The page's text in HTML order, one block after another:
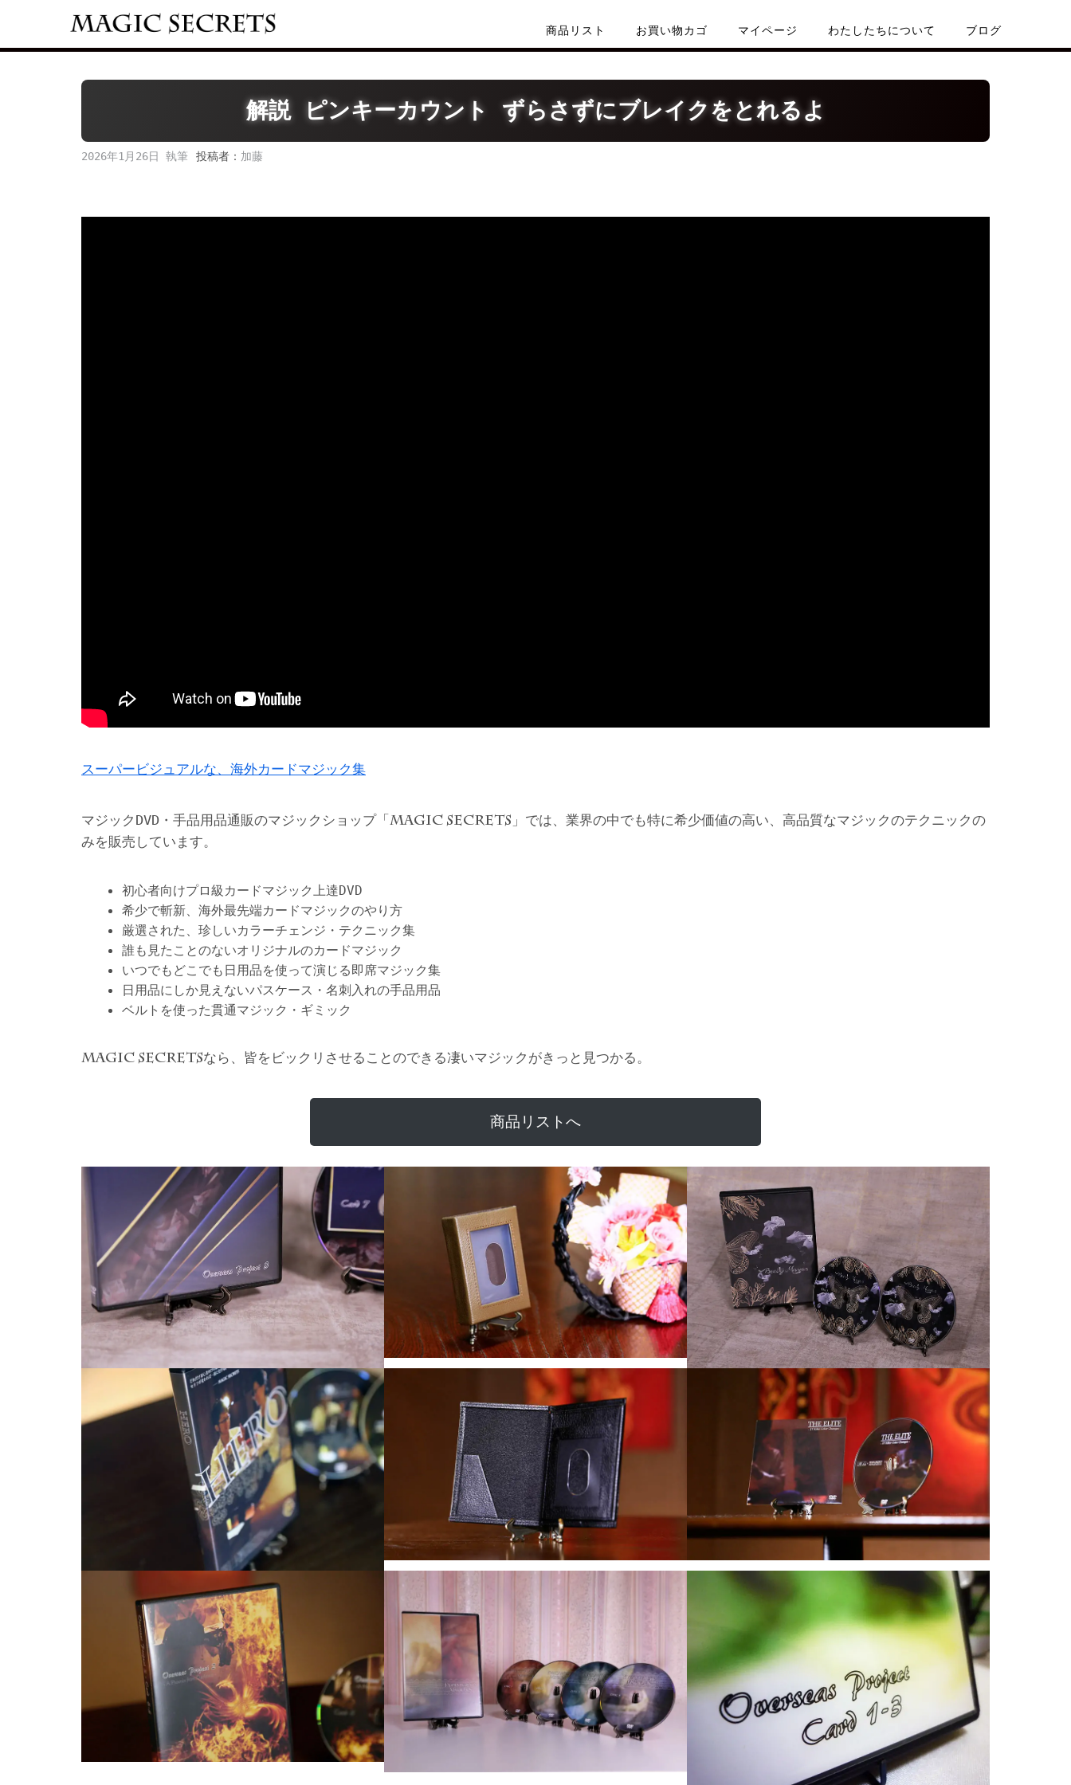
商品リスト お買い物カゴ マイページ わたしたちについて ブログ
解説 ピンキーカウント ずらさずにブレイクをとれるよ
2026年1月26日 投稿者： 加藤
スーパービジュアルな、海外カードマジック集
マジックDVD・手品用品通販のマジックショップ「 MAGIC SECRETS 」では、業界の中でも特に希少価値の高い、高品質なマジックのテクニックの
みを販売しています。
初心者向けプロ級カードマジック上達DVD
希少で斬新、海外最先端カードマジックのやり方
厳選された、珍しいカラーチェンジ・テクニック集
誰も見たことのないオリジナルのカードマジック
いつでもどこでも日用品を使って演じる即席マジック集
日用品にしか見えないパスケース・名刺入れの手品用品
ベルトを使った貫通マジック・ギミック
MAGIC SECRETSなら、皆をビックリさせることのできる凄いマジックがきっと見つかる。
商品リストへ